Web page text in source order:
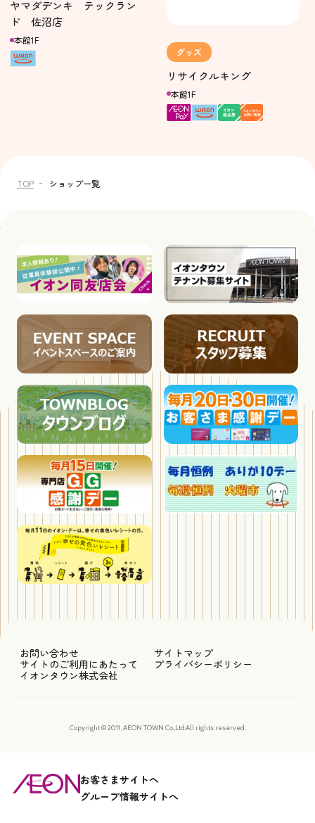
ヤマダデンキ テックラン
ド 佐沼店
本館1F
グッズ
リサイクルキング
本館1F
TOP ショップ一覧
お問い合わせ
サイトマップ
サイトのご利用にあたって
プライバシーポリシー
イオンタウン株式会社
Copyright © 2011, AEON TOWN Co.,Ltd.All rights reserved.
お客さまサイトへ
グループ情報サイトへ